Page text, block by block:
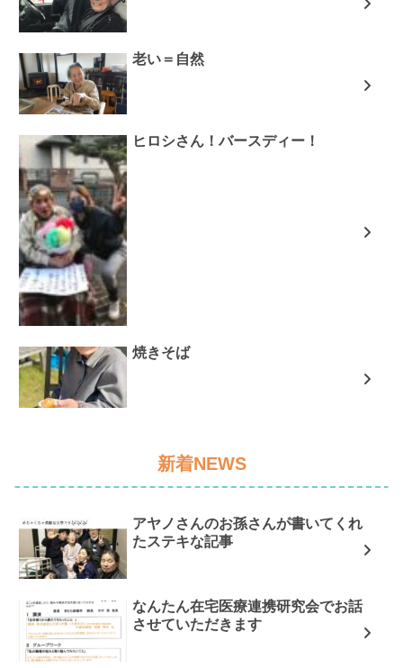
老い＝自然
ヒロシさん！バースディー！
焼きそば
新着NEWS
アヤノさんのお孫さんが書いてくれ
たステキな記事
なんたん在宅医療連携研究会でお話
させていただきます